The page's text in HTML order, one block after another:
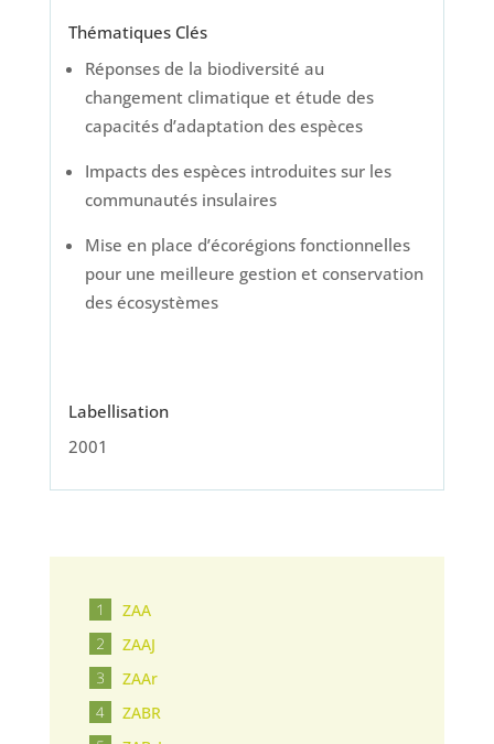
Thématiques Clés
Réponses de la biodiversité au
changement climatique et étude des
capacités d’adaptation des espèces
Impacts des espèces introduites sur les
communautés insulaires
Mise en place d’écorégions fonctionnelles
pour une meilleure gestion et conservation
des écosystèmes
Labellisation
2001
ZAA
ZAAJ
ZAAr
ZABR